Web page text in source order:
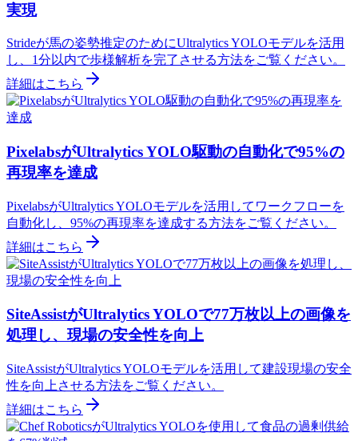
実現
Strideが馬の姿勢推定のためにUltralytics YOLOモデルを活用
し、1分以内で歩様解析を完了させる方法をご覧ください。
詳細はこちら
PixelabsがUltralytics YOLO駆動の自動化で95%の
再現率を達成
PixelabsがUltralytics YOLOモデルを活用してワークフローを
自動化し、95%の再現率を達成する方法をご覧ください。
詳細はこちら
SiteAssistがUltralytics YOLOで77万枚以上の画像を
処理し、現場の安全性を向上
SiteAssistがUltralytics YOLOモデルを活用して建設現場の安全
性を向上させる方法をご覧ください。
詳細はこちら